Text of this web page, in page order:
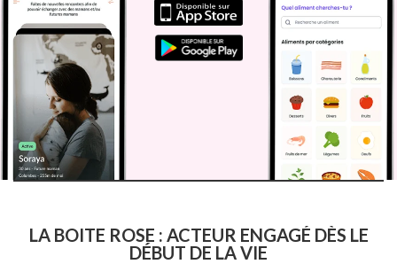
LA BOITE ROSE : ACTEUR ENGAGÉ DÈS LE
DÉBUT DE LA VIE